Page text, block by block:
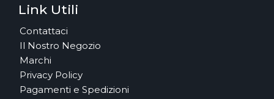
Link Utili
Contattaci
Il Nostro Negozio
Marchi
Privacy Policy
Pagamenti e Spedizioni